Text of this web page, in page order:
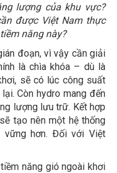
lượng của khu vực?
được Việt Nam thực
năng này?
đoạn, vì vậy cần giải
là chìa khóa – dù là
sẽ có lúc công suất
Còn hydro mang đến
lượng lưu trữ. Kết hợp
tạo nên một hệ thống
vững hơn. Đối với Việt
năng gió ngoài khơi